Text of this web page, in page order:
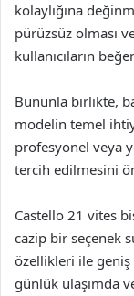
kolaylığına
pürüzsüz olması
kullanıcıların
Bununla birlikte,
modelin temel
profesyonel veya
tercih edilmesini
Castello 21 vites
cazip bir seçenek
özellikleri ile
günlük ulaşımda